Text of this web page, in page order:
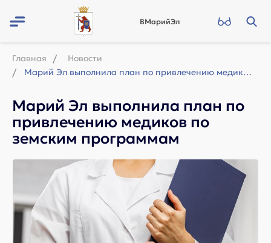
ВМарийЭл
Главная
Новости
Марий Эл выполнила план по привлечению медиков по земским программам
Марий Эл выполнила план по
привлечению медиков по
земским программам